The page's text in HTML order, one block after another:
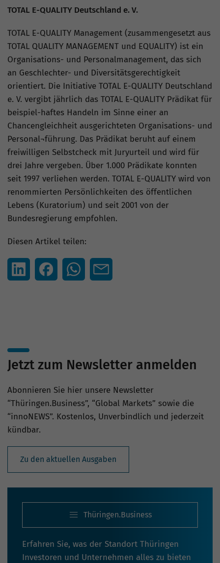
TOTAL E-QUALITY Deutschland e. V.
TOTAL E-QUALITY Management (zusammengesetzt aus
TOTAL QUALITY MANAGEMENT und EQUALITY) ist ein
Organisations- und Personalmanagement, das sich
an Geschlechter- und Diversitätsgerechtigkeit
orientiert. Die Initiative TOTAL E-QUALITY Deutschland
e. V. vergibt jährlich das TOTAL E-QUALITY Prädikat für
beispiel-haftes Handeln im Sinne einer an
Chancengleichheit ausgerichteten Organisations- und
Personal¬führung. Das Prädikat beruht auf einem
freiwilligen Selbstcheck mit Juryurteil und wird für
drei Jahre vergeben. Über 1.000 Prädikate konnten
seit 1997 verliehen werden. TOTAL E-QUALITY wird von
renommierten Persönlichkeiten des öffentlichen
Lebens (Kuratorium) und seit 2001 von der
Bundesregierung empfohlen.
Diesen Artikel teilen:
Jetzt zum Newsletter anmelden
Abonnieren Sie hier unsere Newsletter
“Thüringen.Business”, “Global Markets” sowie die
“innoNEWS”. Kostenlos, Unverbindlich und jederzeit
kündbar.
Zu den aktuellen Ausgaben
Thüringen.Business
Erfahren Sie, was der Standort Thüringen
Investoren und Unternehmen alles zu bieten